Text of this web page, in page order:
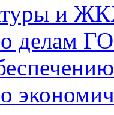
и
делам